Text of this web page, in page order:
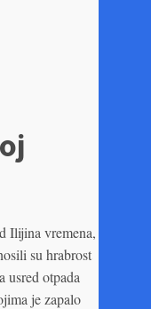
Ilijina vremena,
su hrabrost
usred otpada
je zapalo